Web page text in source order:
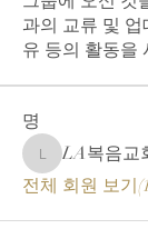
과의 교류 및
유 등의 활동을
명
LA복음교회
LA복음교
전체 회원 보기